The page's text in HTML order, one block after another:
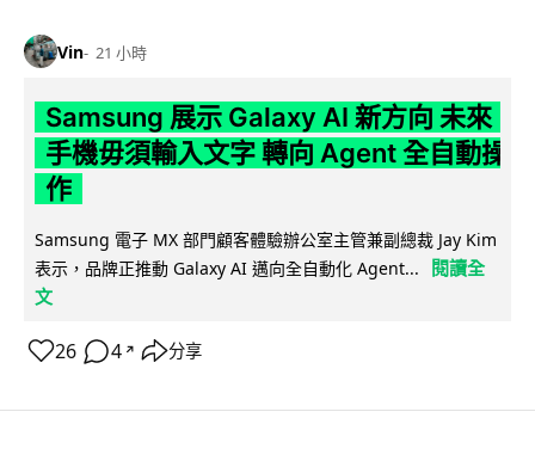
Vin 21 小時
Samsung 展示 Galaxy AI 新方向 未來
手機毋須輸入文字 轉向 Agent 全自動操
作
Samsung 電子 MX 部門顧客體驗辦公室主管兼副總裁 Jay Kim
表示，品牌正推動 Galaxy AI 邁向全自動化 Agent...
閱讀全
文
26 4 ↗ 分享